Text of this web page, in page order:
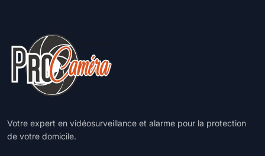
Votre expert en vidéosurveillance et alarme pour la protection
de votre domicile.